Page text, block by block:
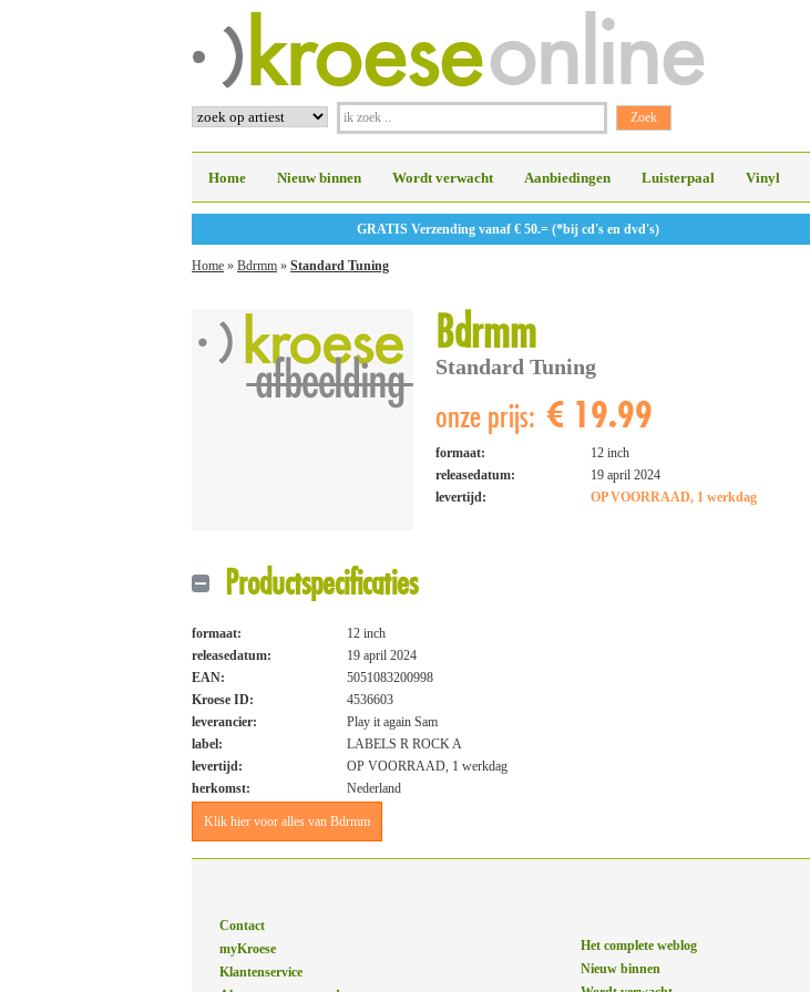
Home Nieuw binnen Wordt verwacht Aanbiedingen Luisterpaal Vinyl
GRATIS Verzending vanaf € 50.= (*bij cd's en dvd's)
Home » Bdrmm » Standard Tuning
Bdrmm
Standard Tuning
onze prijs: € 19.99
formaat:
12 inch
releasedatum:
19 april 2024
levertijd:
OP VOORRAAD, 1 werkdag
Productspecificaties
formaat:
12 inch
releasedatum:
19 april 2024
EAN:
5051083200998
Kroese ID:
4536603
leverancier:
Play it again Sam
label:
LABELS R ROCK A
levertijd:
OP VOORRAAD, 1 werkdag
herkomst:
Nederland
Klik hier voor alles van Bdrmm
Contact
myKroese
Klantenservice
Het complete weblog
Nieuw binnen